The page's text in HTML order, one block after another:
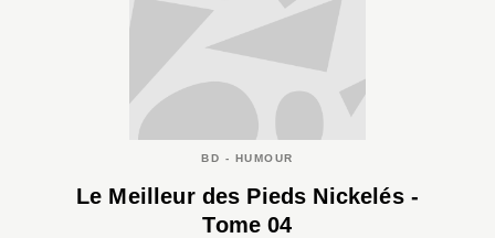
BD - HUMOUR
Le Meilleur des Pieds Nickelés -
Tome 04